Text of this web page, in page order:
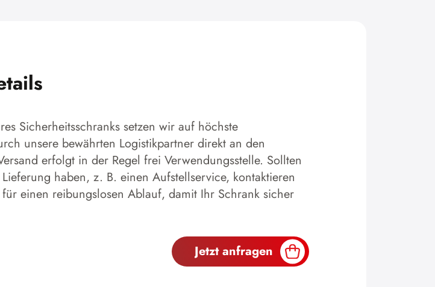
Sicherheitsschranks setzen wir auf höchste
unsere bewährten Logistikpartner direkt an den
erfolgt in der Regel frei Verwendungsstelle. Sollten
haben, z. B. einen Aufstellservice, kontaktieren
einen reibungslosen Ablauf, damit Ihr Schrank sicher
Jetzt anfragen